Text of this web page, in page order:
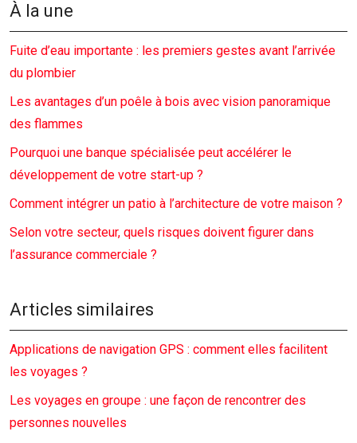
À la une
Fuite d’eau importante : les premiers gestes avant l’arrivée
du plombier
Les avantages d’un poêle à bois avec vision panoramique
des flammes
Pourquoi une banque spécialisée peut accélérer le
développement de votre start-up ?
Comment intégrer un patio à l’architecture de votre maison ?
Selon votre secteur, quels risques doivent figurer dans
l’assurance commerciale ?
Articles similaires
Applications de navigation GPS : comment elles facilitent
les voyages ?
Les voyages en groupe : une façon de rencontrer des
personnes nouvelles